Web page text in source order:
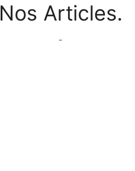
Nos Articles.
-